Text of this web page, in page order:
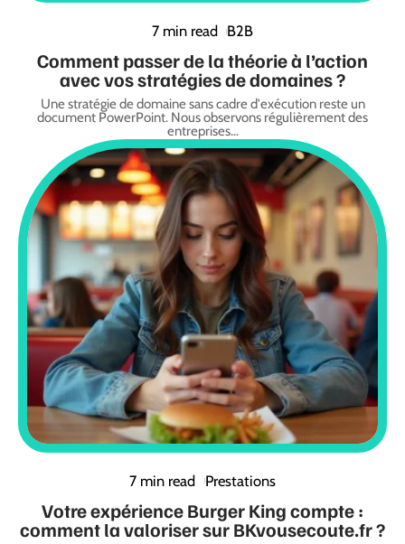
7 min read B2B
Comment passer de la théorie à l’action
avec vos stratégies de domaines ?
Une stratégie de domaine sans cadre d'exécution reste un
document PowerPoint. Nous observons régulièrement des
entreprises…
7 min read Prestations
Votre expérience Burger King compte :
comment la valoriser sur BKvousecoute.fr ?